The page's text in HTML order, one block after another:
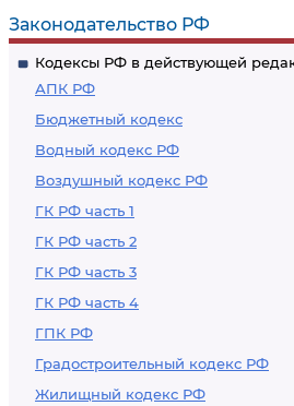
Законодательство РФ
Кодексы РФ в действующей
АПК РФ
Бюджетный кодекс
Водный кодекс РФ
Воздушный кодекс РФ
ГК РФ часть 1
ГК РФ часть 2
ГК РФ часть 3
ГК РФ часть 4
ГПК РФ
Градостроительный кодекс РФ
Жилищный кодекс РФ